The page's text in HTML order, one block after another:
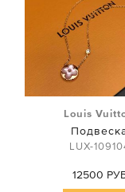
Louis
LUX-
12500